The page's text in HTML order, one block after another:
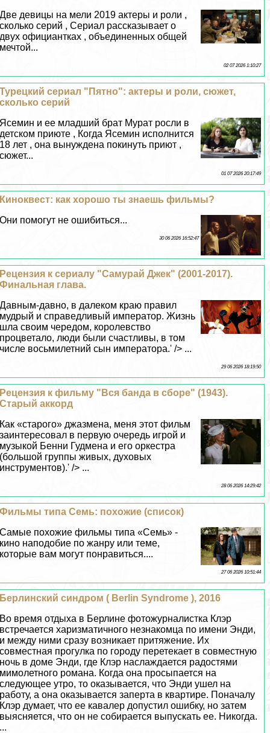
Две дeвицы на мели 2019 актеры и роли ,
сколько серий , Сериал рассказывает о
двух официантках , объединенных общей
мечтой...
02 07 2026 1:10:27
Турецкий сериал "Пятно": актеры и роли, сюжет,
сколько серий
Ясемин и ее младший брат Мурат росли в
детском приюте , Когда Ясемин исполнится
18 лет , она вынуждена покинуть приют ,
сюжет...
01 07 2026 20:17:49
Киноквест: как хорошо ты знаешь фильмы?
Они помогут не ошибиться...
30 06 2026 16:52:47
Рецензия к сериалу "Самурай Джек" (2001-2017).
Финальная глава.
Давным-давно, в далеком краю правил
мудрый и справедливый император. Жизнь
шла своим чередом, королевство
процветало, люди были счастливы, в том
числе восьмилетний сын императора.' /> ...
29 06 2026 18:19:50
Рецензия к фильму "Вся банда в сборе" (1943).
Старый аккорд
Как «старого» джазмена, меня этот фильм
заинтересовал в первую очередь игрой и
музыкой Бенни Гудмена и его оркестра
(большой группы живых, духовых
инструментов).' /> ...
28 06 2026 14:29:42
Фильмы типа Семь: похожие (список)
Самые похожие фильмы типа «Семь» -
кино наподобие по жанру или теме,
которые вам могут понравиться....
27 06 2026 10:51:44
Берлинский синдром ( Berlin Syndrome ), 2016
Во время отдыха в Берлине фотожурналистка Клэр
встречается харизматичного незнакомца по имени Энди,
и между ними сразу возникает притяжение. Их
совместная прогулка по городу перетекает в совместную
ночь в доме Энди, где Клэр наслаждается радостями
мимолетного романа. Когда она просыпается на
следующее утро, то оказывается, что Энди ушел на
работу, а она оказывается заперта в квартире. Поначалу
Клэр думает, что ее кавалер допустил ошибку, но затем
выясняется, что он не собирается выпускать ее. Никогда.
...